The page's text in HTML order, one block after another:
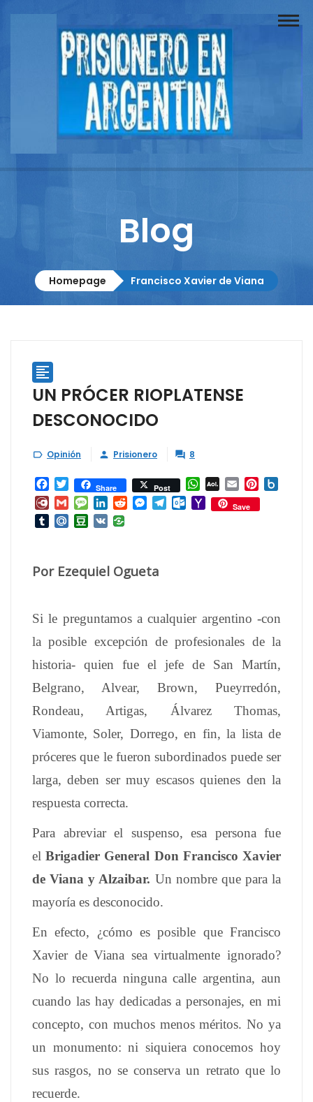
Buscador
Documentos
Columnistas
Contacto
Blog
Homepage Francisco Xavier de Viana

UN PRÓCER RIOPLATENSE
DESCONOCIDO
 Opinión  Prisionero  8
Facebook
TwitterShare Post WhatsApp
AOL
Mail
Email Pinterest
Diary.Ru
GmailMessage
LinkedIn
RedditMessenger
Telegram
Outlook.com
Yahoo
Mail
Save
TumblrMail.RuDouban
VK
Por Ezequiel Ogueta
Si le preguntamos a cualquier argentino -con
la posible excepción de profesionales de la
historia- quien fue el jefe de San Martín,
Belgrano, Alvear, Brown, Pueyrredón,
Rondeau, Artigas, Álvarez Thomas,
Viamonte, Soler, Dorrego, en fin, la lista de
próceres que le fueron subordinados puede ser
larga, deben ser muy escasos quienes den la
respuesta correcta.
Para abreviar el suspenso, esa persona fue
elBrigadier General Don Francisco Xavier
de Viana y Alzaibar. Un nombre que para la
mayoría es desconocido.
En efecto, ¿cómo es posible que Francisco
Xavier de Viana sea virtualmente ignorado?
No lo recuerda ninguna calle argentina, aun
cuando las hay dedicadas a personajes, en mi
concepto, con muchos menos méritos. No ya
un monumento: ni siquiera conocemos hoy
sus rasgos, no se conserva un retrato que lo
recuerde.